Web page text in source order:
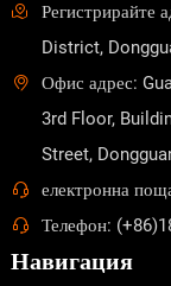
Регистрирайте
District,
Офис адрес:
3rd Floor,
Street,
електронна
Телефон:
Навигация